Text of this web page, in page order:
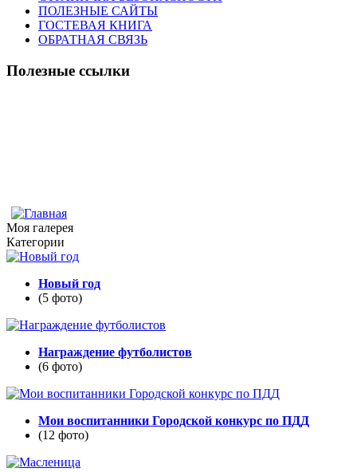
ПОЛЕЗНЫЕ САЙТЫ
ГОСТЕВАЯ КНИГА
ОБРАТНАЯ СВЯЗЬ
Полезные ссылки
Моя галерея
Категории
Новый год
(5 фото)
Награждение футболистов
(6 фото)
Мои воспитанники Городской конкурс по ПДД
(12 фото)